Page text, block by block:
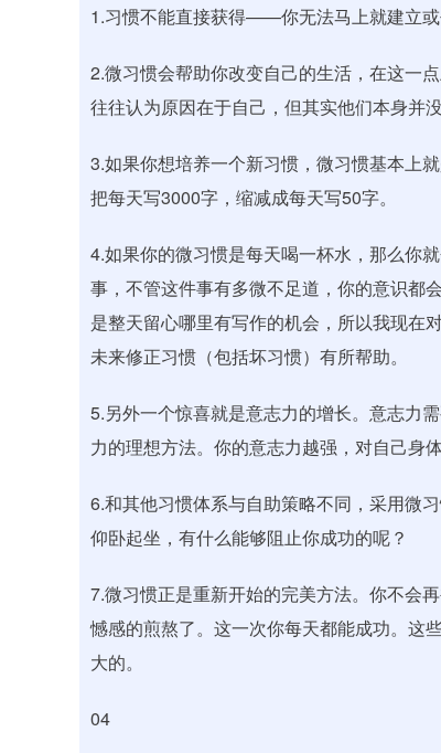
1.习惯不能直接获得——你无法马上就建立或
2.微习惯会帮助你改变自己的生活，在这一
往往认为原因在于自己，但其实他们本身并
3.如果你想培养一个新习惯，微习惯基本上
把每天写3000字，缩减成每天写50字。
4.如果你的微习惯是每天喝一杯水，那么你
事，不管这件事有多微不足道，你的意识都
是整天留心哪里有写作的机会，所以我现在
未来修正习惯（包括坏习惯）有所帮助。
5.另外一个惊喜就是意志力的增长。意志力
力的理想方法。你的意志力越强，对自己身
6.和其他习惯体系与自助策略不同，采用微
仰卧起坐，有什么能够阻止你成功的呢？
7.微习惯正是重新开始的完美方法。你不会
憾感的煎熬了。这一次你每天都能成功。这
大的。
04